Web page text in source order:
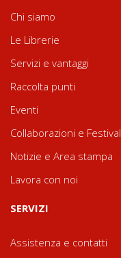
Chi siamo
Le Librerie
Servizi e vantaggi
Raccolta punti
Eventi
Collaborazioni e Festival
Notizie e Area stampa
Lavora con noi
SERVIZI
Assistenza e contatti